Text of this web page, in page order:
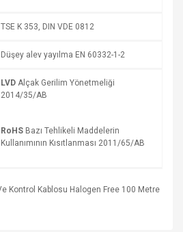
TSE K 353, DIN VDE 0812
Düşey alev yayılma EN 60332-1-2
LVD Alçak Gerilim Yönetmeliği
2014/35/AB
RoHS Bazı Tehlikeli Maddelerin
Kullanımının Kısıtlanması 2011/65/AB